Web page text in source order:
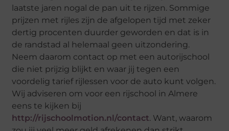
laatste jaren nogal de pan uit te rijzen. Sommige
prijzen met rijles zijn de afgelopen tijd met zeker
dertig procenten duurder geworden en dat is in
de randstad al helemaal geen uitzondering.
Neem daarom contact op met een autorijschool
die niet prijzig blijkt en waar jij tegen een
voordelig tarief rijlessen voor de auto kunt volgen.
Wij adviseren om voor een rijschool in Almere
eens te kijken bij
http://rijschoolmotion.nl/contact. Want, waarom